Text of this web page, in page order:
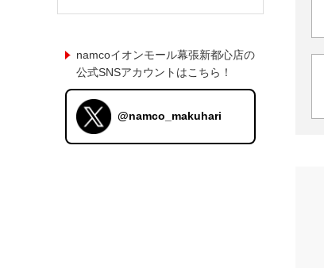
namcoイオンモール幕張新都心店の
公式SNSアカウントはこちら！
@namco_makuhari